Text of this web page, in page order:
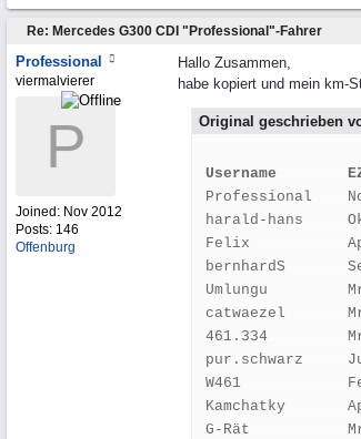
Re: Mercedes G300 CDI "Professional"-Fahrer
Professional
viermalvierer
P
Joined: Nov 2012
Posts: 146
Offenburg
Hallo Zusammen,
habe kopiert und mein km-
Original geschrieben
Username
Professional
harald-hans
Felix
bernhardS
Umlungu
catwaezel
461.334
pur.schwarz
W461
Kamchatky
G-Rät